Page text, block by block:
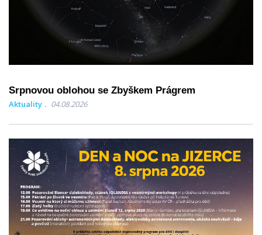
Srpnovou oblohou se Zbyškem Prágrem
Aktuality 04.08.2026